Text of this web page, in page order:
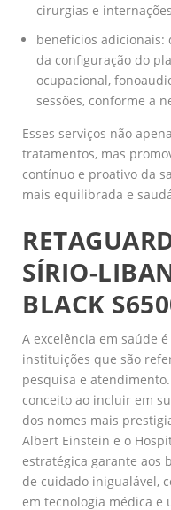
cirurgias e
benefícios
da configuração do
ocupacional,
sessões, conforme a
Esses serviços não
tratamentos, mas
contínuo e proativo da
mais equilibrada e
SÍRIO-
BLACK
A excelência em saúde
instituições que são
pesquisa e
conceito ao incluir em
dos nomes mais
Albert Einstein e o
estratégica garante aos
de cuidado inigualável,
em tecnologia médica e